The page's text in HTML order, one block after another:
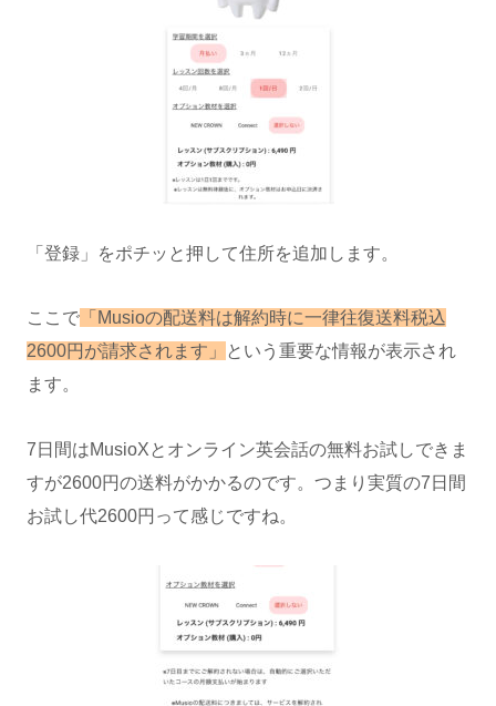
「登録」をポチッと押して住所を追加します。
ここで 「Musioの配送料は解約時に一律往復送料税込
2600円が請求されます」
という重要な情報が表示され
ます。
7日間はMusioXとオンライン英会話の無料お試しできま
すが2600円の送料がかかるのです。つまり実質の7日間
お試し代2600円って感じですね。